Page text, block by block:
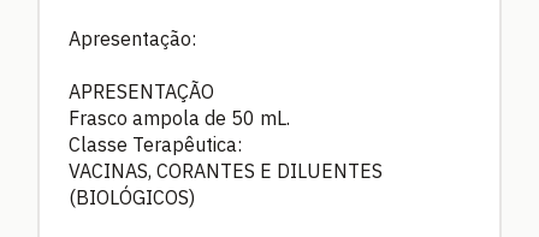
Apresentação:
APRESENTAÇÃO
Frasco ampola de 50 mL.
Classe Terapêutica:
VACINAS, CORANTES E DILUENTES
(BIOLÓGICOS)